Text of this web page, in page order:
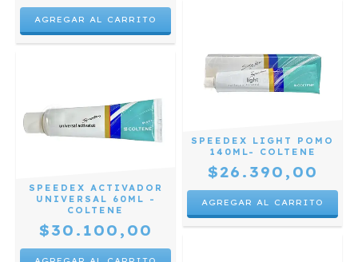
SPEEDEX ACTIVADOR
UNIVERSAL 60ML -
COLTENE
$30.100,00
SPEEDEX LIGHT POMO
140ML- COLTENE
$26.390,00